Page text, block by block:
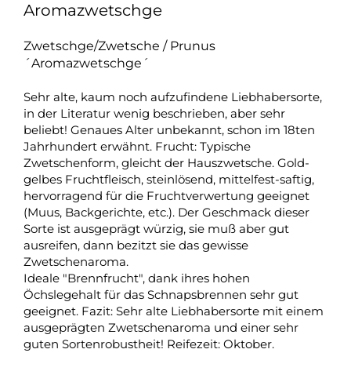
Aromazwetschge
Zwetschge/Zwetsche / Prunus
´Aromazwetschge´
Sehr alte, kaum noch aufzufindene Liebhabersorte,
in der Literatur wenig beschrieben, aber sehr
beliebt! Genaues Alter unbekannt, schon im 18ten
Jahrhundert erwähnt. Frucht: Typische
Zwetschenform, gleicht der Hauszwetsche. Gold-
gelbes Fruchtfleisch, steinlösend, mittelfest-saftig,
hervorragend für die Fruchtverwertung geeignet
(Muus, Backgerichte, etc.). Der Geschmack dieser
Sorte ist ausgeprägt würzig, sie muß aber gut
ausreifen, dann bezitzt sie das gewisse
Zwetschenaroma.
Ideale "Brennfrucht", dank ihres hohen
Öchslegehalt für das Schnapsbrennen sehr gut
geeignet. Fazit: Sehr alte Liebhabersorte mit einem
ausgeprägten Zwetschenaroma und einer sehr
guten Sortenrobustheit! Reifezeit: Oktober.